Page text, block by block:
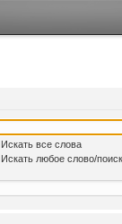
Искать все слова
Искать любое слово/